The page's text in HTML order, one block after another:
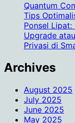
Quantum
Tips
Ponsel
Upgrade
Privasi di
Archives
August 2025
July 2025
June 2025
May 2025